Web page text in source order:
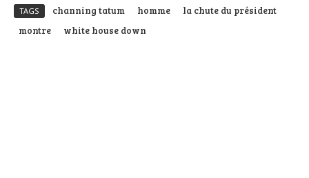
TAGS channing tatum homme
la chute du président
montre
white house down